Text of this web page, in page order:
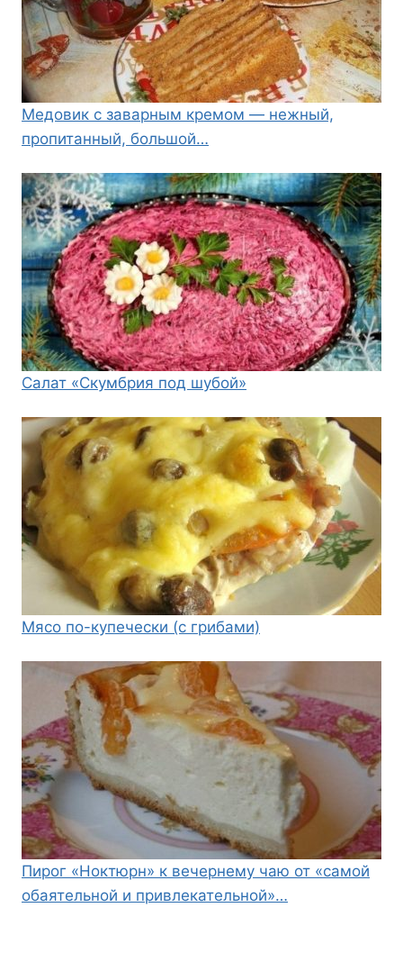
Медовик с заварным кремом — нежный,
пропитанный, большой…
Салат «Скумбрия под шубой»
Мясо по-купечески (с грибами)
Пирог «Ноктюрн» к вечернему чаю от «самой
обаятельной и привлекательной»…